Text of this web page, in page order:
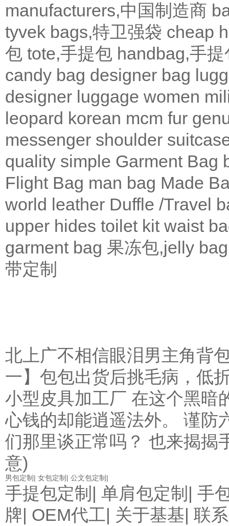
manufacturers,中国制造商
tyvek bags,特卫强袋 cheap
包 tote,手提包 handbag,手提
candy bag designer bag
designer luggage women
leopard korean mcm fur
messenger shoulder
quality simple Garment Bag
Flight Bag man bag Made
world leather Duffle /Travel
upper hides toilet kit waist
garment bag 果冻包,jelly bag
带定制
北上广不相信眼泪男主角
一】包包出货后挑毛病，低
小型皮具加工厂 在这个黑暗
心钱的却能逍遥法外。
谨防
们那里谈正常吗？ 也来揭揭
意)
男包定制 | 女包定制 | 公文包定制 |
手提包定制| 单肩包定制 | 手
牌| OEM代工| 关于基基| 联